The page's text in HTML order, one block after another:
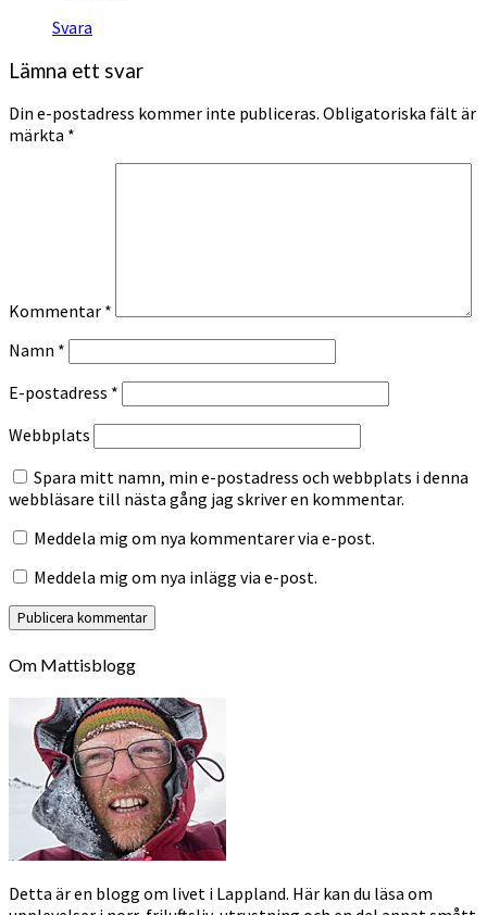
Svara
Lämna ett svar
Din e-postadress kommer inte publiceras. Obligatoriska fält är
märkta *
Kommentar *
Namn *
E-postadress *
Webbplats
Spara mitt namn, min e-postadress och webbplats i denna
webbläsare till nästa gång jag skriver en kommentar.
Meddela mig om nya kommentarer via e-post.
Meddela mig om nya inlägg via e-post.
Om Mattisblogg
Detta är en blogg om livet i Lappland. Här kan du läsa om